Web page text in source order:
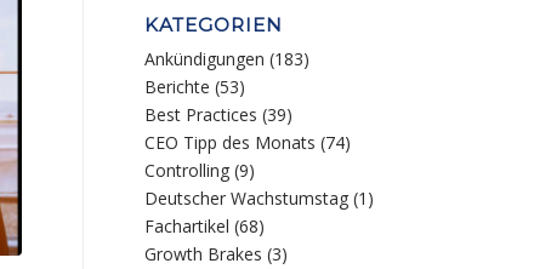
KATEGORIEN
Ankündigungen (183)
Berichte (53)
Best Practices (39)
CEO Tipp des Monats (74)
Controlling (9)
Deutscher Wachstumstag (1)
Fachartikel (68)
Growth Brakes (3)